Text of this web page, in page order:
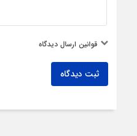
قوانین ارسال دیدگاه
ثبت دیدگاه